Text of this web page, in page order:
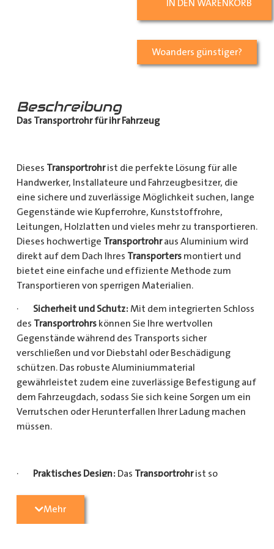
IN DEN WARENKORB
Woanders günstiger?
Beschreibung
Das Transportrohr für ihr Fahrzeug
Dieses Transportrohrist die perfekte Lösung für alle
Handwerker, Installateure und Fahrzeugbesitzer, die
eine sichere und zuverlässige Möglichkeit suchen, lange
Gegenstände wie Kupferrohre, Kunststoffrohre,
Leitungen, Holzlatten und vieles mehr zu transportieren.
Dieses hochwertige Transportrohraus Aluminium wird
direkt auf dem Dach Ihres Transportersmontiert und
bietet eine einfache und effiziente Methode zum
Transportieren von sperrigen Materialien.
· Sicherheit und Schutz: Mit dem integrierten Schloss
des Transportrohrskönnen Sie Ihre wertvollen
Gegenstände während des Transports sicher
verschließen und vor Diebstahl oder Beschädigung
schützen. Das robuste Aluminiummaterial
gewährleistet zudem eine zuverlässige Befestigung auf
dem Fahrzeugdach, sodass Sie sich keine Sorgen um ein
Verrutschen oder Herunterfallen Ihrer Ladung machen
müssen.
· Praktisches Design: Das Transportrohrist so
Gegenständen sicher und einfach transportieren kann
Mehr